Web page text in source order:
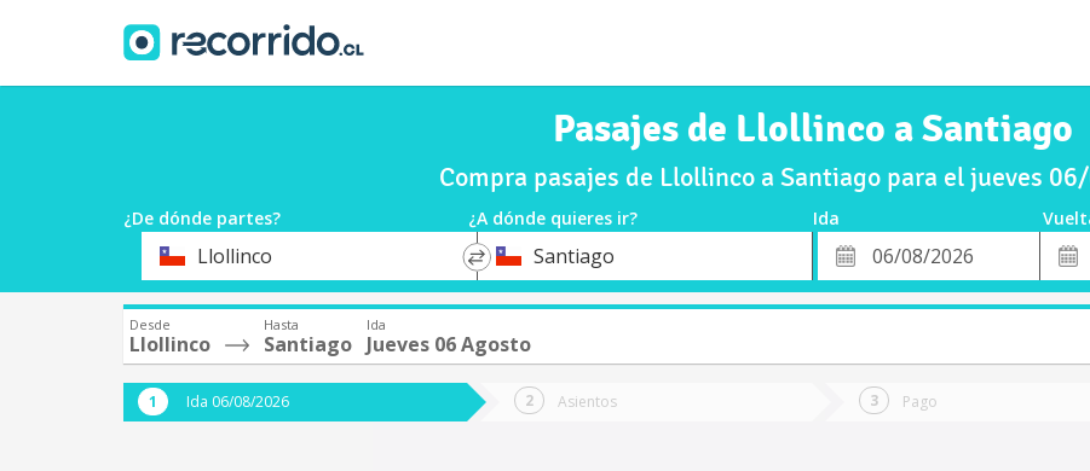
Pasajes de Llollinco a Santiago
Compra pasajes de Llollinco a Santiago para el jueves
¿De dónde partes? ¿A dónde quieres ir? Ida
OrigenLlollinco
*
DestinoSantiago
Fecha
de
Fecha
de
Desde
Llollinco
Hasta
Santiago
Ida
Jueves 06 Agosto
Ida 06/08/2026 Asientos Pago